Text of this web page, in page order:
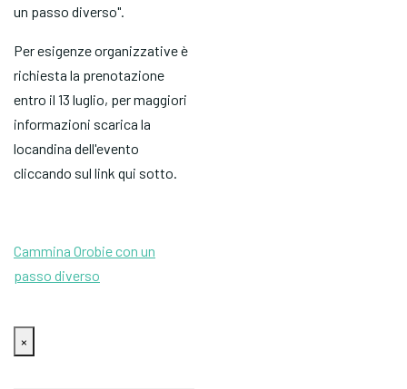
un passo diverso".
Per esigenze organizzative è
richiesta la prenotazione
entro il 13 luglio, per maggiori
informazioni scarica la
locandina dell'evento
cliccando sul link qui sotto.
Cammina Orobie con un
passo diverso
×